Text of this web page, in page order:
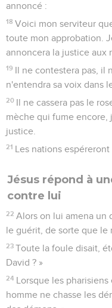
annoncé :
18 Voici mon serviteur
toute mon approbation.
annoncera la justice aux
19 Il ne contestera pas, il
n'entendra sa voix dans
20 Il ne cassera pas le
mèche qui fume encore,
justice.
21 Les nations espéreront
Jésus répond à
contre lui
22 Alors on lui amena un
le guérit, de sorte que le
23 Toute la foule disait,
David ? »
24 Lorsque les
homme ne chasse les